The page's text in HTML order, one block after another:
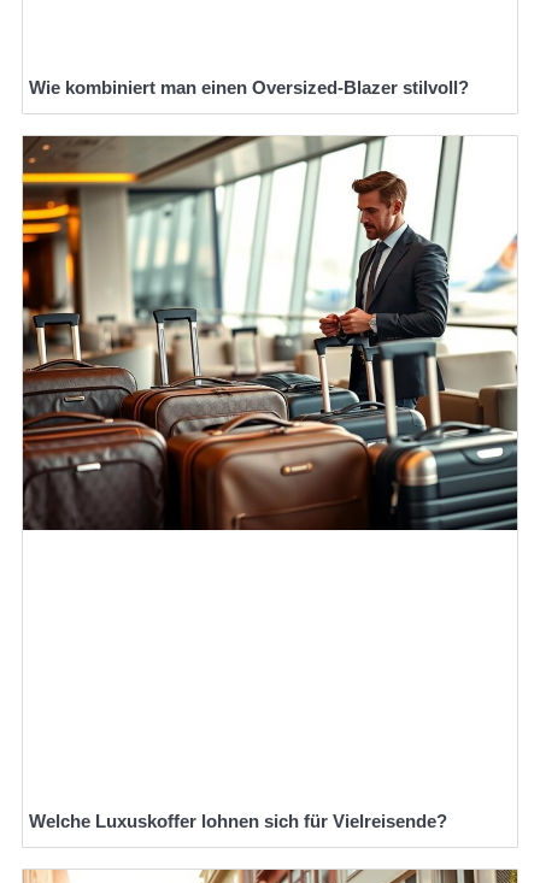
Wie kombiniert man einen Oversized-Blazer stilvoll?
Welche Luxuskoffer lohnen sich für Vielreisende?